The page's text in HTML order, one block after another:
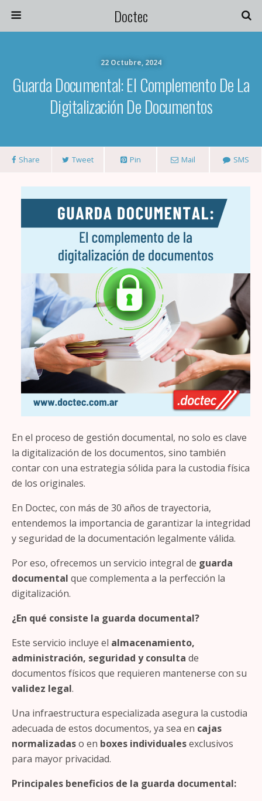
Doctec
22 Octubre, 2024
Guarda Documental: El Complemento De La
Digitalización De Documentos
Share Tweet Pin Mail SMS
En el proceso de gestión documental, no solo es clave
la digitalización de los documentos, sino también
contar con una estrategia sólida para la custodia física
de los originales.
En Doctec, con más de 30 años de trayectoria,
entendemos la importancia de garantizar la integridad
y seguridad de la documentación legalmente válida.
Por eso, ofrecemos un servicio integral de guarda
documental que complementa a la perfección la
digitalización.
¿En qué consiste la guarda documental?
Este servicio incluye el almacenamiento,
administración, seguridad y consulta de
documentos físicos que requieren mantenerse con su
validez legal.
Una infraestructura especializada asegura la custodia
adecuada de estos documentos, ya sea en cajas
normalizadaso en boxes individualesexclusivos
para mayor privacidad.
Principales beneficios de la guarda documental: